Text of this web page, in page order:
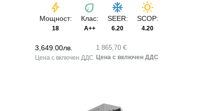
bolt
Мощност:
18
eco
Клас:
A++
ac_unit
SEER:
6.20
wb_sunny
SCOP:
4.20
3,649.00лв. 1 865,70 €